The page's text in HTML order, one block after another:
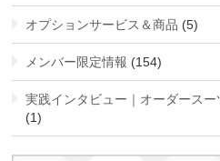
オプションサービス＆商品 (5)
メンバー限定情報 (154)
実践インタビュー｜オーダース
(1)